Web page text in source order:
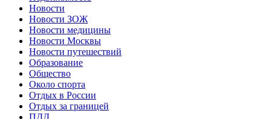
Новости
Новости ЗОЖ
Новости медицины
Новости Москвы
Новости путешествий
Образование
Общество
Около спорта
Отдых в России
Отдых за границей
ПДД